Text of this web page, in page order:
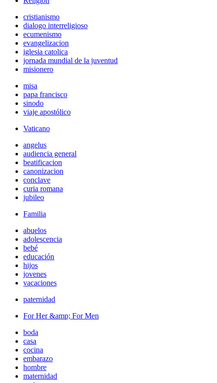
cristianismo
dialogo interreligioso
ecumenismo
evangelizacion
iglesia catolica
jornada mundial de la juventud
misionero
misa
papa francisco
sinodo
viaje apostólico
Vaticano
angelus
audiencia general
beatificacion
canonizacion
conclave
curia romana
jubileo
Familia
abuelos
adolescencia
bebé
educación
hijos
jovenes
vacaciones
paternidad
For Her &amp; For Men
boda
casa
cocina
embarazo
hombre
maternidad